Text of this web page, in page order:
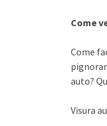
Come
Come
auto?
Visura